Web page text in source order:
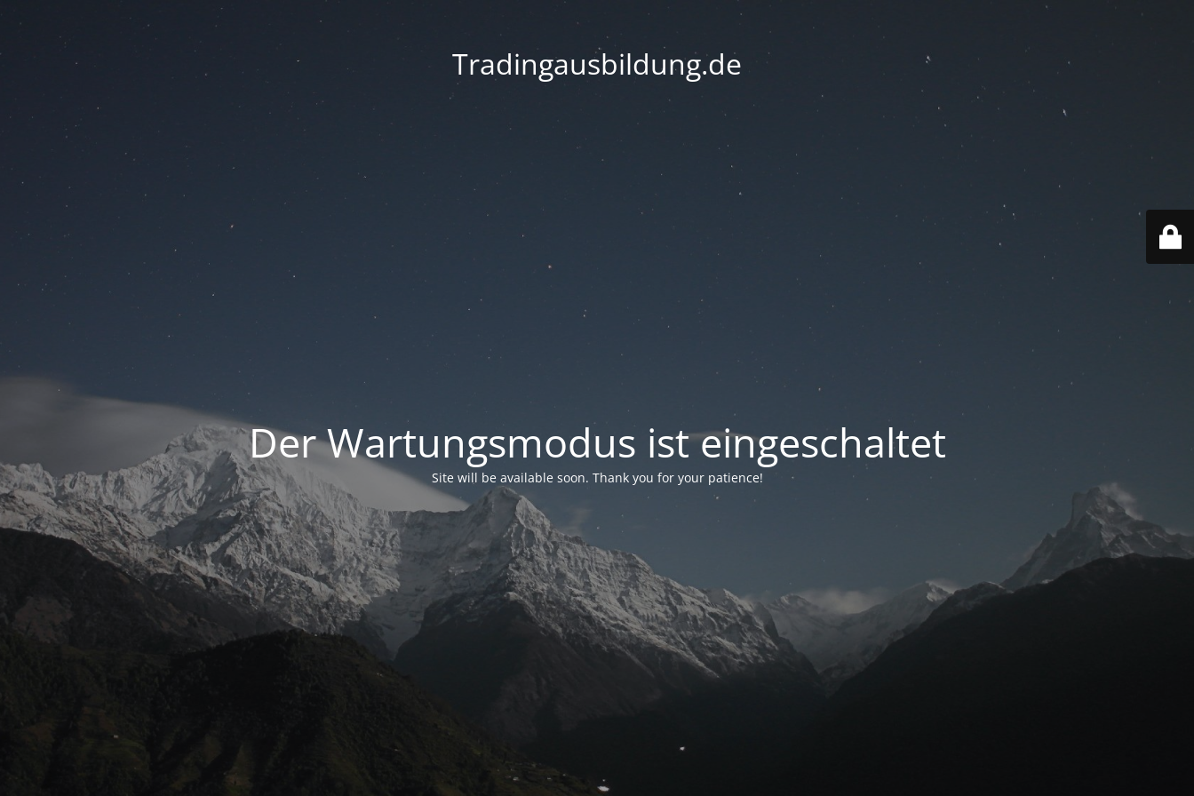
Tradingausbildung.de
Der Wartungsmodus ist eingeschaltet
Site will be available soon. Thank you for your patience!